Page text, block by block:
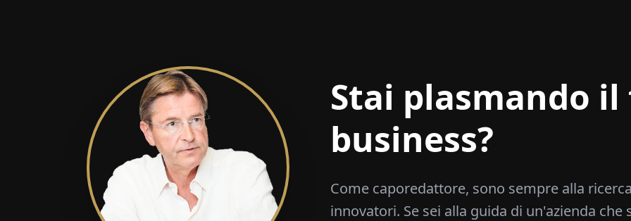
Stai plasmando
business?
Come caporedattore, sono sempre alla
innovatori. Se sei alla guida di un'azienda